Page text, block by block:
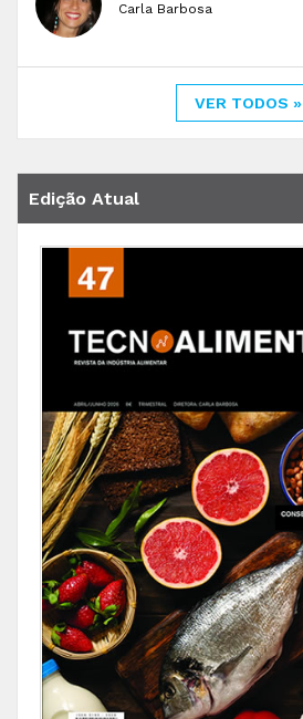
Carla Barbosa
VER TODOS »
Edição Atual